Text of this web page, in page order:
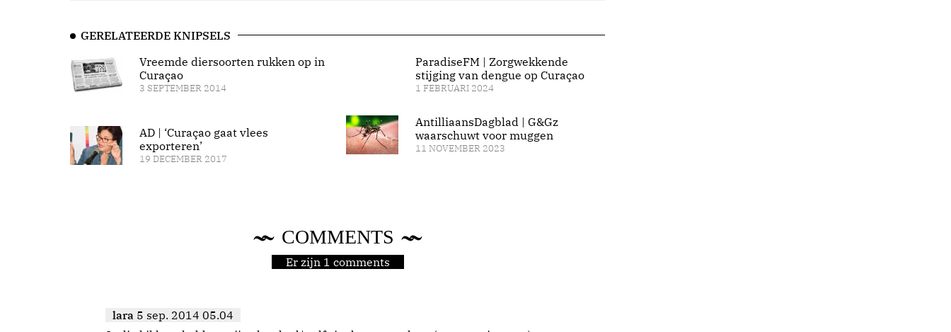
GERELATEERDE KNIPSELS
Vreemde diersoorten rukken op in
Curaçao
3 SEPTEMBER 2014
AD | ‘Curaçao gaat vlees
exporteren’
19 DECEMBER 2017
ParadiseFM | Zorgwekkende
stijging van dengue op Curaçao
1 FEBRUARI 2024
AntilliaansDagblad | G&Gz
waarschuwt voor muggen
11 NOVEMBER 2023
COMMENTS
Er zijn 1 comments
lara 5 sep. 2014 05.04